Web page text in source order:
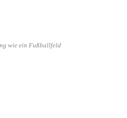
wie ein Fußballfeld